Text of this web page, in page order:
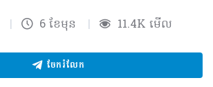
| 6 ខែមុន | 11.4K មើល
ចែករំលែក